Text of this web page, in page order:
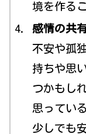
境を作る
感情の共
不安や孤
持ちや思
つかもし
思ってい
少しでも